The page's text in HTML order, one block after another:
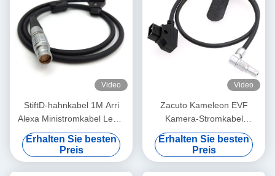
Video
StiftD-hahnkabel 1M Arri
Alexa Ministromkabel Lemo
gerades FGJ 2B 8
Erhalten Sie besten
Preis
Video
Zacuto Kameleon EVF
Kamera-Stromkabel
Drehbare Lemo
Rechtswinkel 4 Stift Männlich
bis umgekehrt D-Tap
Erhalten Sie besten
Preis